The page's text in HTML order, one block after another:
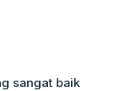
sangat baik